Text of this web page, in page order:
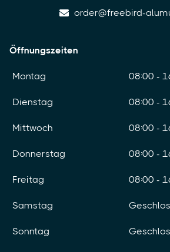
order@freebird-
Öffnungszeiten
Montag 08:00 -
Dienstag 08:00 -
Mittwoch 08:00 -
Donnerstag 08:00 -
Freitag 08:00 -
Samstag
Sonntag